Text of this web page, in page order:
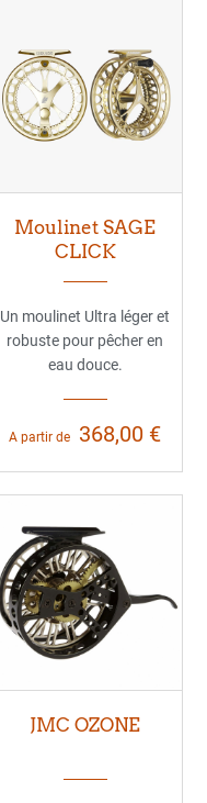
Moulinet SAGE
CLICK
Un moulinet Ultra léger et
robuste pour pêcher en
eau douce.
A partir de 368,00 €
JMC OZONE